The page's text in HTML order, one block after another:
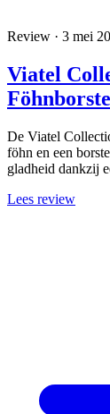
Review · 3 mei
Viatel
De Viatel
föhn en een
gladheid dankzij
Lees review